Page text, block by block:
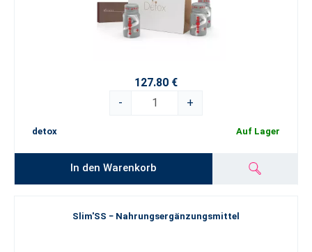
127.80 €
-
+
detox Auf Lager
In den Warenkorb
Slim'SS − Nahrungsergänzungsmittel